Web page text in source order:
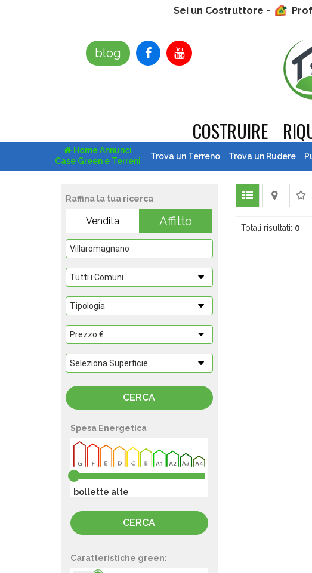
Sei un Costruttore -
blog
COSTRUIRE
Home Annunci
Case Green e Terreni
Trova un Terreno Trova un Rudere
Raffina la tua ricerca
Vendita Affitto
Spesa Energetica
bollette alte
Caratteristiche green:
Totali risultati: 0